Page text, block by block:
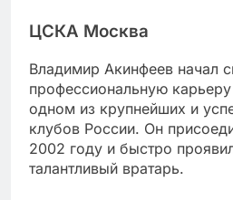
ЦСКА Москва
Владимир Акинфеев начал
профессиональную
одном из крупнейших и
клубов России. Он
2002 году и быстро
талантливый вратарь.